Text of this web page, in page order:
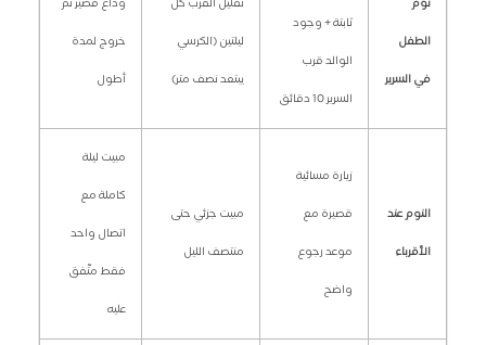
نوم
الطفل
في السرير
ثابتة + وجود
الوالد قرب
السرير 10 دقائق
تقليل القرب كل
ليلتين (الكرسي
يبتعد نصف متر)
وداع قصير ثم
خروج لمدة
أطول
النوم عند
الأقرباء
زيارة مسائية
قصيرة مع
موعد رجوع
واضح
مبيت جزئي حتى
منتصف الليل
مبيت ليلة
كاملة مع
اتصال واحد
فقط متّفق
عليه